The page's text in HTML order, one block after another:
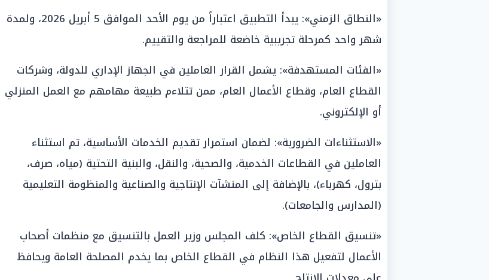
«النطاق الزمني»: يبدأ التطبيق اعتباراً من يوم الأحد الموافق 5 أبريل 2026، ولمدة
شهر واحد كمرحلة تجريبية خاضعة للمراجعة والتقييم.
«الفئات المستهدفة»: يشمل القرار العاملين في الجهاز الإداري للدولة، وشركات
القطاع العام، وقطاع الأعمال العام، ممن تتلاءم طبيعة مهامهم مع العمل المنزلي
أو الإلكتروني.
«الاستثناءات الضرورية»: لضمان استمرار تقديم الخدمات الأساسية، تم استثناء
العاملين في القطاعات الخدمية، والصحية، والنقل، والبنية التحتية (مياه، صرف،
بترول، كهرباء)، بالإضافة إلى المنشآت الإنتاجية والصناعية والمنظومة التعليمية
(المدارس والجامعات).
«تنسيق القطاع الخاص»: كلف المجلس وزير العمل بالتنسيق مع منظمات أصحاب
الأعمال لتفعيل هذا النظام في القطاع الخاص بما يخدم المصلحة العامة ويحافظ